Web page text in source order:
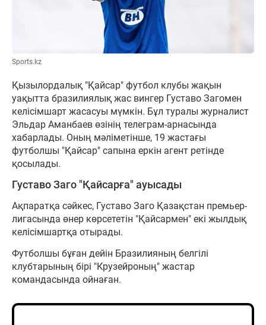
Sports.kz
Қызылордалық "Қайсар" футбол клубы жақын
уақытта бразилиялық жас вингер Густаво Загомен
келісімшарт жасасуы мүмкін. Бұл туралы журналист
Эльдар Аманбаев өзінің телеграм-арнасында
хабарлады. Оның мәліметінше, 19 жастағы
футболшы "Қайсар" сапына еркін агент ретінде
қосылады.
Густаво Заго "Қайсарға" ауысады
Ақпаратқа сәйкес, Густаво Заго Қазақстан премьер-
лигасында өнер көрсететін "Қайсармен" екі жылдық
келісімшартқа отырады.
Футболшы бұған дейін Бразилияның белгілі
клубтарының бірі "Крузейроның" жастар
командасында ойнаған.